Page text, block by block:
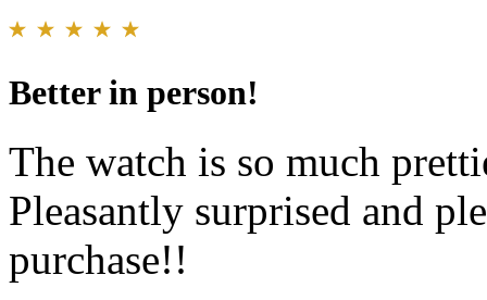
Better in person!
The watch is so much
Pleasantly surprised and
purchase!!